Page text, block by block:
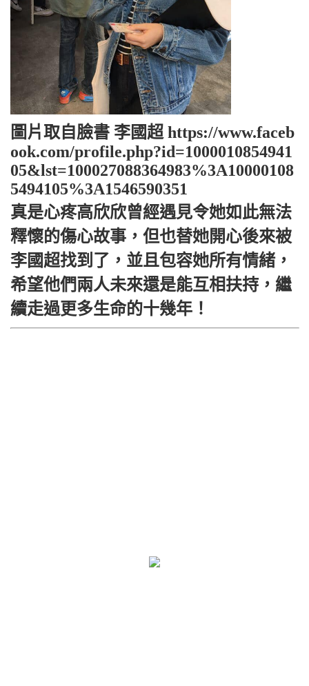
圖片取自臉書 李國超 https://www.faceb
ook.com/profile.php?id=1000010854941
05&lst=100027088364983%3A10000108
5494105%3A1546590351
真是心疼高欣欣曾經遇見令她如此無法
釋懷的傷心故事，但也替她開心後來被
李國超找到了，並且包容她所有情緒，
希望他們兩人未來還是能互相扶持，繼
續走過更多生命的十幾年！